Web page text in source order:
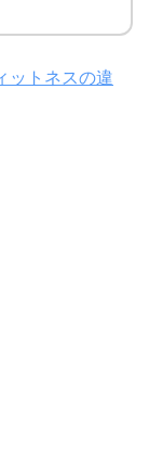
ットネスの違